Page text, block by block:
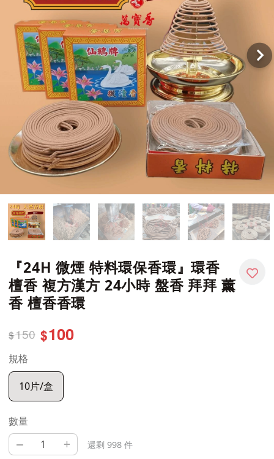
『24H 微煙 特料環保香環』環香
檀香 複方漢方 24小時 盤香 拜拜 薰
香 檀香香環
$150 $100
規格
10片/盒
數量
– + 還剩 998 件